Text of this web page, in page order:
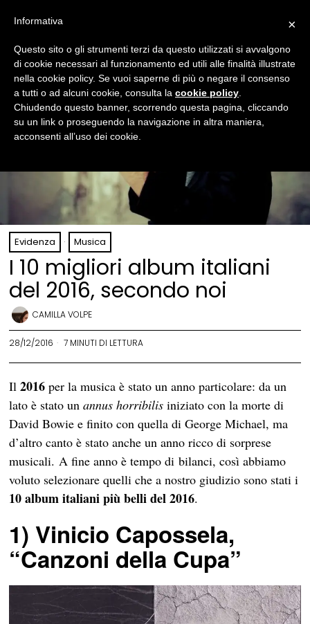
Evidenza · Musica
I 10 migliori album italiani
del 2016, secondo noi
CAMILLA VOLPE
28/12/2016 7 MINUTI DI LETTURA
Il2016 per la musica è stato un anno particolare: da un
lato è stato unannus horribilisiniziato con la morte di
David Bowie e finito con quella di George Michael, ma
d’altro canto è stato anche un anno ricco di sorprese
musicali. A fine anno è tempo di bilanci, così abbiamo
voluto selezionare quelli che a nostro giudizio sono stati i
10 album italiani più belli del 2016.
1) Vinicio Capossela,
“Canzoni della Cupa”
×
Informativa
Questo sito o gli strumenti terzi da questo utilizzati si avvalgono
di cookie necessari al funzionamento ed utili alle finalità illustrate
nella cookie policy. Se vuoi saperne di più o negare il consenso
a tutti o ad alcuni cookie, consulta la cookie policy
Chiudendo questo banner, scorrendo questa pagina, cliccando
su un link o proseguendo la navigazione in altra maniera,
acconsenti all’uso dei cookie.